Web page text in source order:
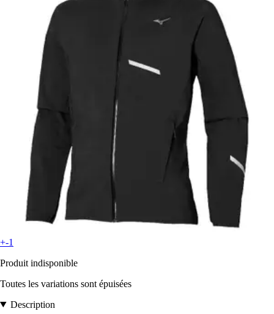
+-1
Produit indisponible
Toutes les variations sont épuisées
Description